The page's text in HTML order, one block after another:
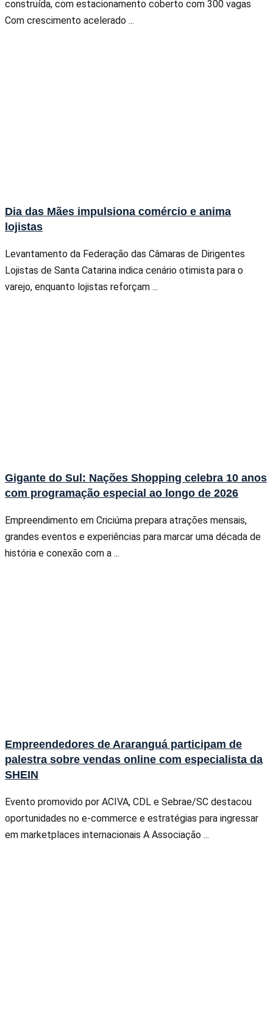
construída, com estacionamento coberto com 300 vagas
Com crescimento acelerado ...
Dia das Mães impulsiona comércio e anima
lojistas
Levantamento da Federação das Câmaras de Dirigentes
Lojistas de Santa Catarina indica cenário otimista para o
varejo, enquanto lojistas reforçam ...
Gigante do Sul: Nações Shopping celebra 10 anos
com programação especial ao longo de 2026
Empreendimento em Criciúma prepara atrações mensais,
grandes eventos e experiências para marcar uma década de
história e conexão com a ...
Empreendedores de Araranguá participam de
palestra sobre vendas online com especialista da
SHEIN
Evento promovido por ACIVA, CDL e Sebrae/SC destacou
oportunidades no e-commerce e estratégias para ingressar
em marketplaces internacionais A Associação ...